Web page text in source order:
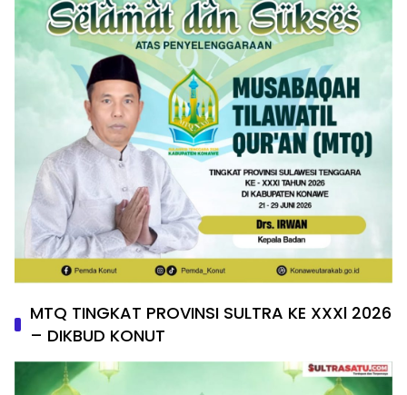
MTQ TINGKAT PROVINSI SULTRA KE XXXl 2026
– DIKBUD KONUT